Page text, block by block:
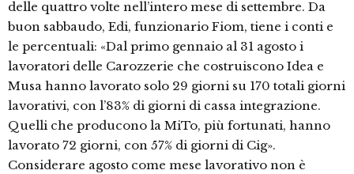
delle quattro volte nell’intero mese di settembre. Da
buon sabbaudo, Edi, funzionario Fiom, tiene i conti e
le percentuali: «Dal primo gennaio al 31 agosto i
lavoratori delle Carozzerie che costruiscono Idea e
Musa hanno lavorato solo 29 giorni su 170 totali giorni
lavorativi, con l’83% di giorni di cassa integrazione.
Quelli che producono la MiTo, più fortunati, hanno
lavorato 72 giorni, con 57% di giorni di Cig».
Considerare agosto come mese lavorativo non è